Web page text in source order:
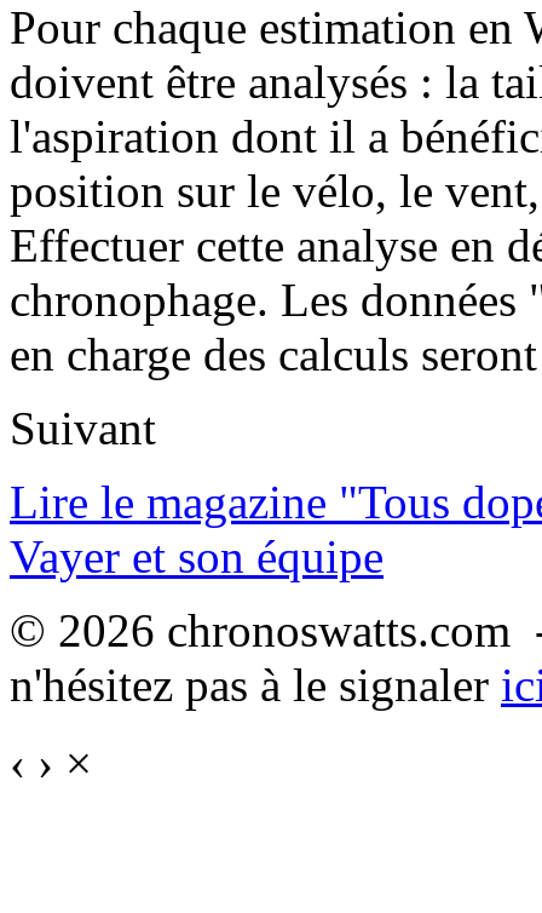
Pour chaque estimation en
doivent être analysés : la
l'aspiration dont il a
position sur le vélo, le
Effectuer cette analyse en
chronophage. Les
en charge des calculs
Suivant
Lire le magazine "Tous
Vayer et son équipe
© 2026
n'hésitez pas à le signaler
‹ › ×